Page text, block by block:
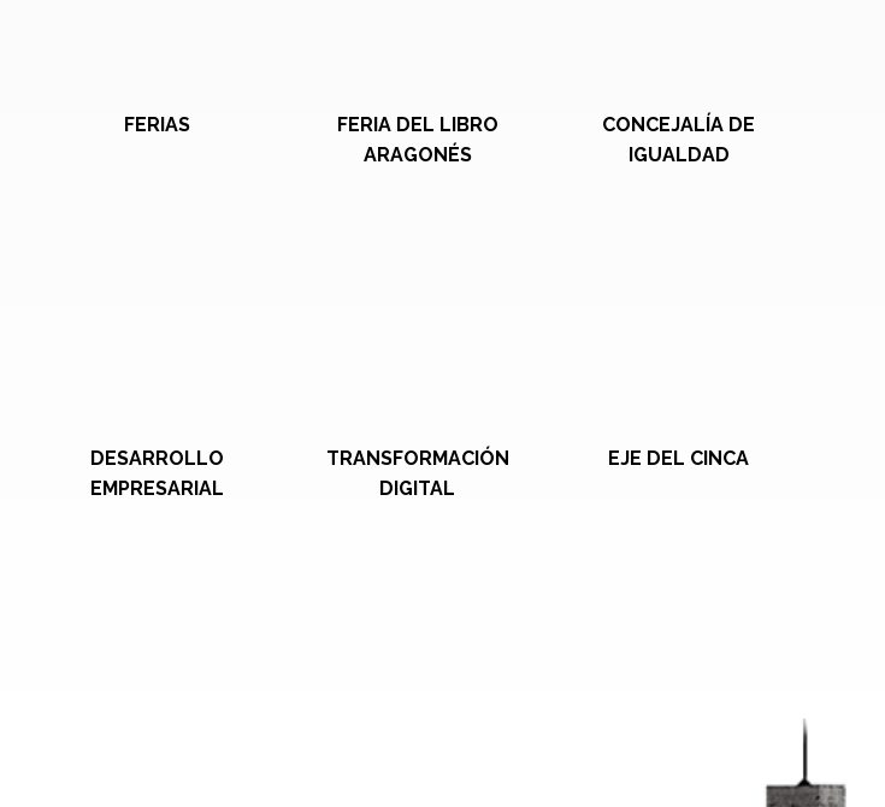
FERIAS
FERIA DEL LIBRO
ARAGONÉS
CONCEJALÍA DE
IGUALDAD
DESARROLLO
EMPRESARIAL
TRANSFORMACIÓN
DIGITAL
EJE DEL CINCA